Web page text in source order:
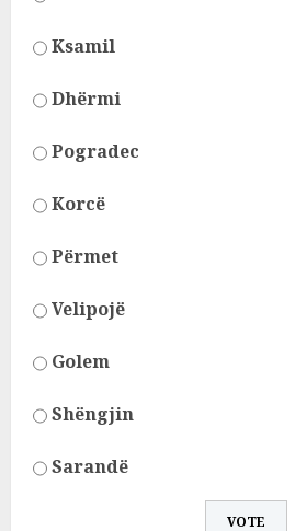
Ksamil
Dhërmi
Pogradec
Korcë
Përmet
Velipojë
Golem
Shëngjin
Sarandë